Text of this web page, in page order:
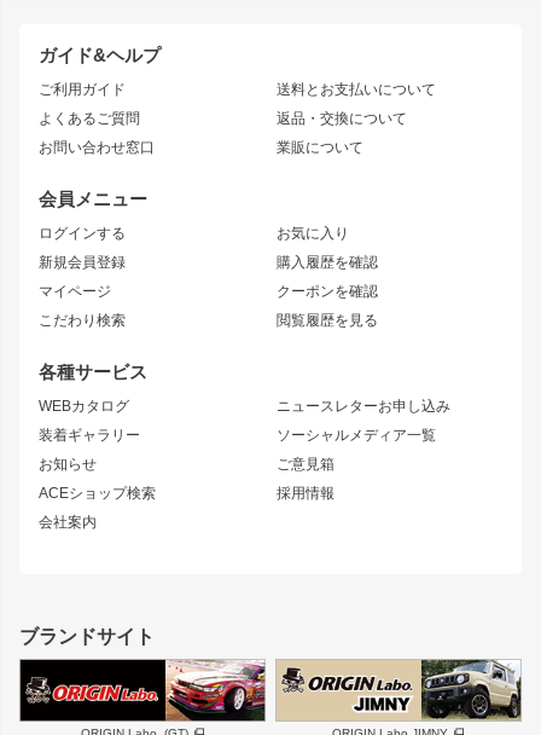
ガイド&ヘルプ
ご利用ガイド
よくあるご質問
お問い合わせ窓口
送料とお支払いについて
返品・交換について
業販について
会員メニュー
ログインする
新規会員登録
マイページ
こだわり検索
お気に入り
購入履歴を確認
クーポンを確認
閲覧履歴を見る
各種サービス
WEBカタログ
装着ギャラリー
お知らせ
ACEショップ検索
会社案内
ニュースレターお申し込み
ソーシャルメディア一覧
ご意見箱
採用情報
JZX90 CHASER
JZX110 MARK II
JZX100 MARK II
JZX90 MARK II
トレノ
マークX
アリスト
ソアラ
アルテッツァ
ニッサン
S15 シルビア
S14 シルビア 後期
S13 シルビア
180SX
シルエイティ
ワンビア
ローレル
セフィーロ
キャラバン
スズキ
GS350
SC
スバル 三菱
エアロシリーズ
ドリフトライン
風神
雷神
レーシングライン
アタックライン
ストリームライン
リアウイング
ジムニーパーツ
ホイール
MUD-S7
MUD-SR7
まつど家 鉄漢
ボンネット
フェンダー
サイドパーツ
リアゲート
メンテナンスパーツ
ブランドサイト